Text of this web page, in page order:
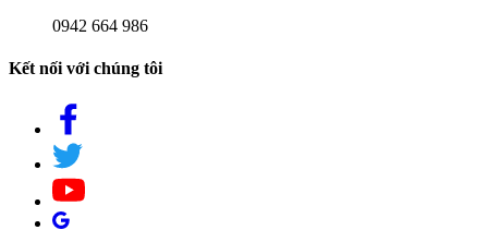
0942 664 986
Kết nối với chúng tôi